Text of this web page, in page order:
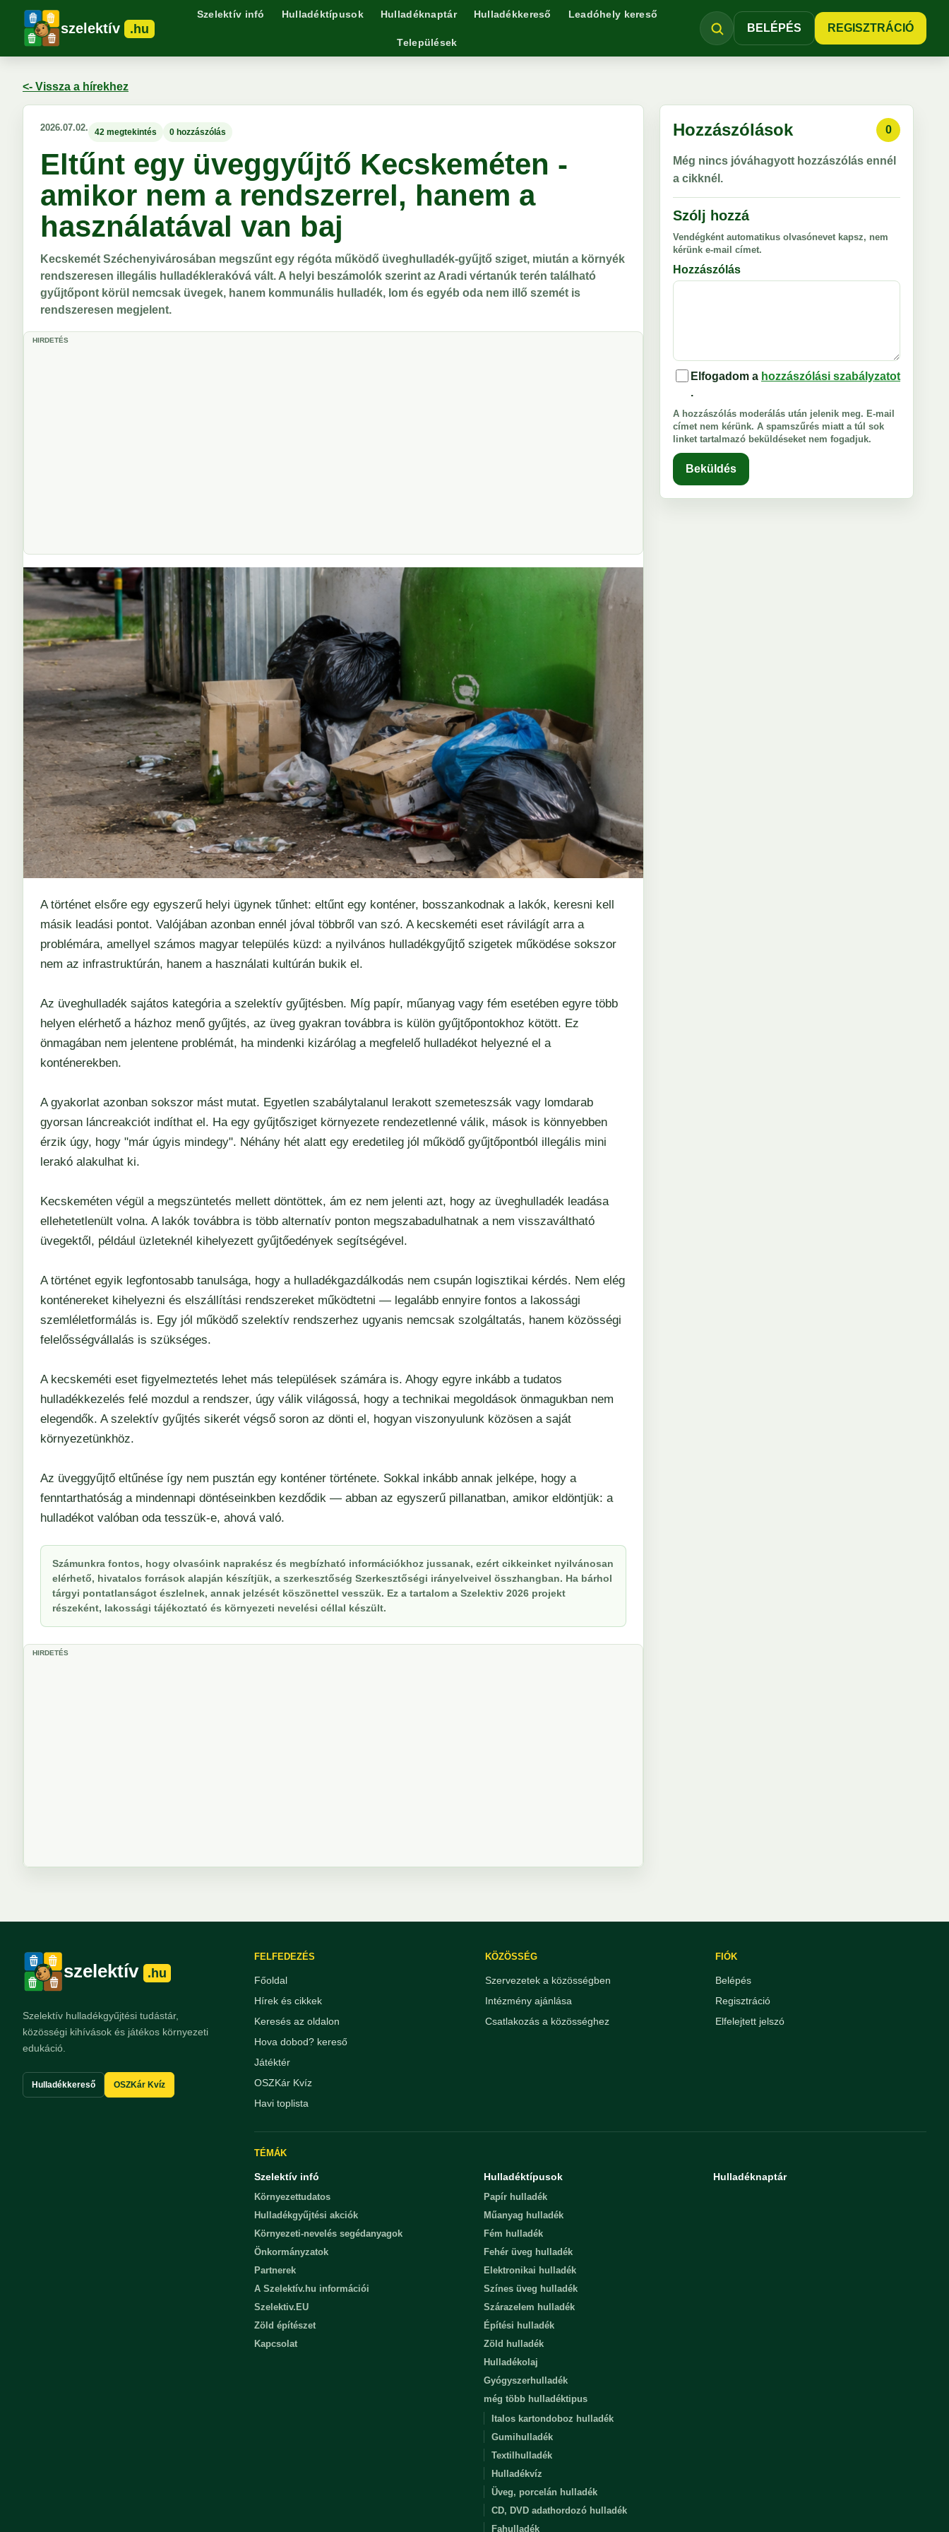
szelektív .hu
Szelektív infó Hulladéktípusok Hulladéknaptár Hulladékkereső Leadóhely kereső
Települések
BELÉPÉS REGISZTRÁCIÓ
<- Vissza a hírekhez
2026.07.02. 42 megtekintés 0 hozzászólás
Eltűnt egy üveggyűjtő Kecskeméten -
amikor nem a rendszerrel, hanem a
használatával van baj
Kecskemét Széchenyivárosában megszűnt egy régóta működő üveghulladék-gyűjtő sziget, miután a környék
rendszeresen illegális hulladéklerakóvá vált. A helyi beszámolók szerint az Aradi vértanúk terén található
gyűjtőpont körül nemcsak üvegek, hanem kommunális hulladék, lom és egyéb oda nem illő szemét is
rendszeresen megjelent.
HIRDETÉS
A történet elsőre egy egyszerű helyi ügynek tűnhet: eltűnt egy konténer, bosszankodnak a lakók, keresni kell
másik leadási pontot. Valójában azonban ennél jóval többről van szó. A kecskeméti eset rávilágít arra a
problémára, amellyel számos magyar település küzd: a nyilvános hulladékgyűjtő szigetek működése sokszor
nem az infrastruktúrán, hanem a használati kultúrán bukik el.
Az üveghulladék sajátos kategória a szelektív gyűjtésben. Míg papír, műanyag vagy fém esetében egyre több
helyen elérhető a házhoz menő gyűjtés, az üveg gyakran továbbra is külön gyűjtőpontokhoz kötött. Ez
önmagában nem jelentene problémát, ha mindenki kizárólag a megfelelő hulladékot helyezné el a
konténerekben.
A gyakorlat azonban sokszor mást mutat. Egyetlen szabálytalanul lerakott szemeteszsák vagy lomdarab
gyorsan láncreakciót indíthat el. Ha egy gyűjtősziget környezete rendezetlenné válik, mások is könnyebben
érzik úgy, hogy "már úgyis mindegy". Néhány hét alatt egy eredetileg jól működő gyűjtőpontból illegális mini
lerakó alakulhat ki.
Kecskeméten végül a megszüntetés mellett döntöttek, ám ez nem jelenti azt, hogy az üveghulladék leadása
ellehetetlenült volna. A lakók továbbra is több alternatív ponton megszabadulhatnak a nem visszaváltható
üvegektől, például üzleteknél kihelyezett gyűjtőedények segítségével.
A történet egyik legfontosabb tanulsága, hogy a hulladékgazdálkodás nem csupán logisztikai kérdés. Nem elég
konténereket kihelyezni és elszállítási rendszereket működtetni — legalább ennyire fontos a lakossági
szemléletformálás is. Egy jól működő szelektív rendszerhez ugyanis nemcsak szolgáltatás, hanem közösségi
felelősségvállalás is szükséges.
A kecskeméti eset figyelmeztetés lehet más települések számára is. Ahogy egyre inkább a tudatos
hulladékkezelés felé mozdul a rendszer, úgy válik világossá, hogy a technikai megoldások önmagukban nem
elegendők. A szelektív gyűjtés sikerét végső soron az dönti el, hogyan viszonyulunk közösen a saját
környezetünkhöz.
Az üveggyűjtő eltűnése így nem pusztán egy konténer története. Sokkal inkább annak jelképe, hogy a
fenntarthatóság a mindennapi döntéseinkben kezdődik — abban az egyszerű pillanatban, amikor eldöntjük: a
hulladékot valóban oda tesszük-e, ahová való.
Számunkra fontos, hogy olvasóink naprakész és megbízható információkhoz jussanak, ezért cikkeinket nyilvánosan
elérhető, hivatalos források alapján készítjük, a szerkesztőség Szerkesztőségi irányelveivel összhangban. Ha bárhol
tárgyi pontatlanságot észlelnek, annak jelzését köszönettel vesszük. Ez a tartalom a Szelektiv 2026 projekt
részeként, lakossági tájékoztató és környezeti nevelési céllal készült.
HIRDETÉS
Hozzászólások 0
Még nincs jóváhagyott hozzászólás ennél
a cikknél.
Szólj hozzá
Vendégként automatikus olvasónevet kapsz, nem
kérünk e-mail címet.
Hozzászólás
Elfogadom a hozzászólási szabályzatot
.
A hozzászólás moderálás után jelenik meg. E-mail
címet nem kérünk. A spamszűrés miatt a túl sok
linket tartalmazó beküldéseket nem fogadjuk.
Beküldés
szelektív .hu
Szelektív hulladékgyűjtési tudástár,
közösségi kihívások és játékos környezeti
edukáció.
Hulladékkereső OSZKár Kvíz
FELFEDEZÉS
Főoldal
Hírek és cikkek
Keresés az oldalon
Hova dobod? kereső
Játéktér
OSZKár Kvíz
Havi toplista
KÖZÖSSÉG
Szervezetek a közösségben
Intézmény ajánlása
Csatlakozás a közösséghez
FIÓK
Belépés
Regisztráció
Elfelejtett jelszó
TÉMÁK
Szelektív infó
Környezettudatos
Hulladékgyűjtési akciók
Környezeti-nevelés segédanyagok
Önkormányzatok
Partnerek
A Szelektív.hu információi
Szelektiv.EU
Zöld építészet
Kapcsolat
Hulladéktípusok
Papír hulladék
Műanyag hulladék
Fém hulladék
Fehér üveg hulladék
Elektronikai hulladék
Színes üveg hulladék
Szárazelem hulladék
Építési hulladék
Zöld hulladék
Hulladékolaj
Gyógyszerhulladék
még több hulladéktipus
Italos kartondoboz hulladék
Gumihulladék
Textilhulladék
Hulladékvíz
Üveg, porcelán hulladék
CD, DVD adathordozó hulladék
Fahulladék
Hulladéknaptár